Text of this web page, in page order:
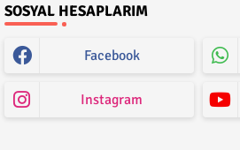
SOSYAL HESAPLARIM
Facebook
Instagram